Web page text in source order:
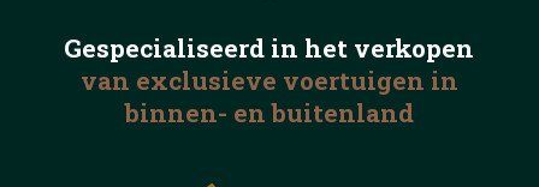
Gespecialiseerd in het verkopen
van exclusieve voertuigen in
binnen- en buitenland